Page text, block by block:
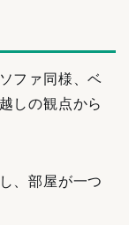
ファ同様、ベ
しの観点から
、部屋が一つ